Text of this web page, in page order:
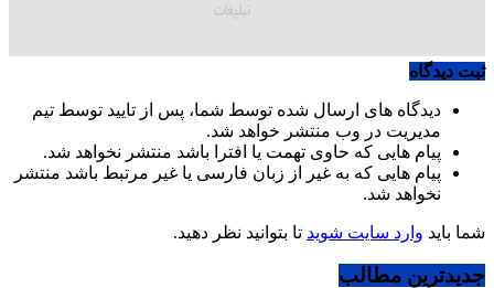
ثبت دیدگاه
دیدگاه های ارسال شده توسط شما، پس از تایید توسط تیم
مدیریت در وب منتشر خواهد شد.
پیام هایی که حاوی تهمت یا افترا باشد منتشر نخواهد شد.
پیام هایی که به غیر از زبان فارسی یا غیر مرتبط باشد منتشر
نخواهد شد.
شما باید وارد سایت شوید تا بتوانید نظر دهید.
جدیدترین مطالب